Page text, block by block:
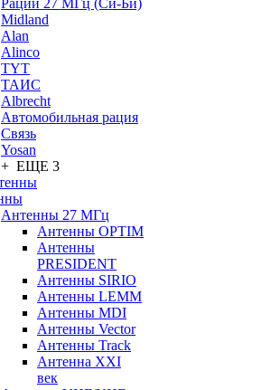
Рации 27 МГц (Си-Би)
Midland
Alan
Alinco
TYT
ТАИС
Albrecht
Автомобильная рация
Связь
Yosan
+ ЕЩЕ 3
Антенны 27 МГц
Антенны OPTIM
Антенны
PRESIDENT
Антенны SIRIO
Антенны LEMM
Антенны MDI
Антенны Vector
Антенны Track
Антенна XXI
век